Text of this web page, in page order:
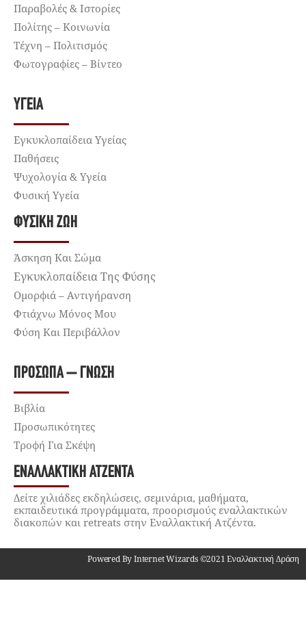
Παραβολές & Ιστορίες
Πολίτης – Κοινωνία
Τέχνη – Πολιτισμός
Φωτογραφίες – Βίντεο
ΥΓΕΊΑ
Εγκυκλοπαίδεια Υγείας
Παθήσεις
Ψυχολογία & Υγεία
Φυσική Υγεία
ΦΥΣΙΚΉ ΖΩΉ
Άσκηση Και Σώμα
Εγκυκλοπαίδεια Της Φύσης
Ομορφιά – Αντιγήρανση
Φτιάχνω Μόνος Μου
Φύση Και Περιβάλλον
ΠΡΌΣΩΠΑ – ΓΝΏΣΗ
Βιβλία
Προσωπικότητες
Τροφή Για Σκέψη
ΕΝΑΛΛΑΚΤΙΚΉ ΑΤΖΈΝΤΑ
Δείτε χιλιάδες εκδηλώσεις, σεμινάρια, μαθήματα,
εκπαιδευτικά προγράμματα, προορισμούς εναλλακτικών
διακοπών και retreats στην Εναλλακτική Ατζέντα.
Powered By Internet Wizards ©2021 Εναλλακτική Δράση